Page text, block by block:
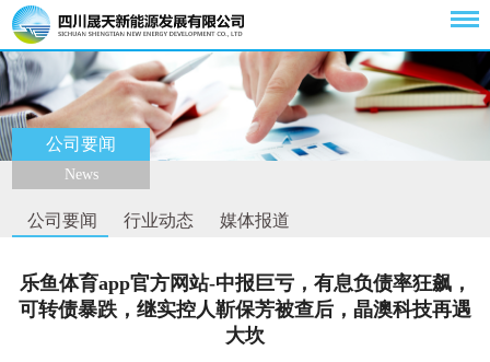
公司要闻
News
公司要闻 行业动态 媒体报道
乐鱼体育app官方网站-中报巨亏，有息负债率狂飙，
可转债暴跌，继实控人靳保芳被查后，晶澳科技再遇
大坎